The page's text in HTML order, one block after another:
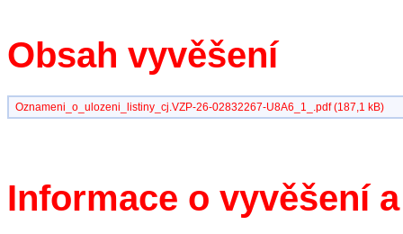
Obsah vyvěšení
Oznameni_o_ulozeni_listiny_cj.VZP-26-02832267-U8A6_1_.pdf (187,1 kB)
Informace o vyvěšení